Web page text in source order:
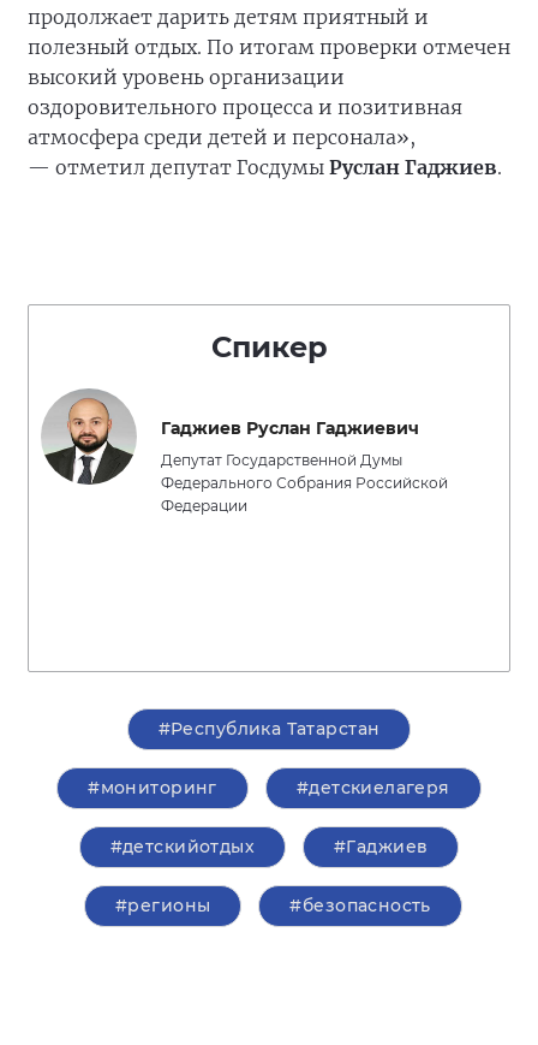
продолжает дарить детям приятный и
полезный отдых. По итогам проверки отмечен
высокий уровень организации
оздоровительного процесса и позитивная
атмосфера среди детей и персонала»,
— отметил депутат Госдумы Руслан Гаджиев.
Спикер
Гаджиев Руслан Гаджиевич
Депутат Государственной Думы
Федерального Собрания Российской
Федерации
#Республика Татарстан
#мониторинг #детскиелагеря
#детскийотдых #Гаджиев
#регионы #безопасность